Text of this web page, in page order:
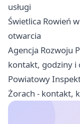
usługi
Świetlica Rowień
otwarcia
Agencja Rozwoju
kontakt, godziny
Powiatowy
Żorach - kontakt,